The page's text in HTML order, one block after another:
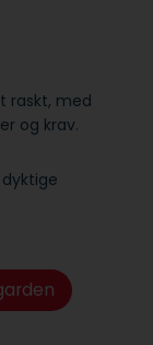
raskt, med
og krav.